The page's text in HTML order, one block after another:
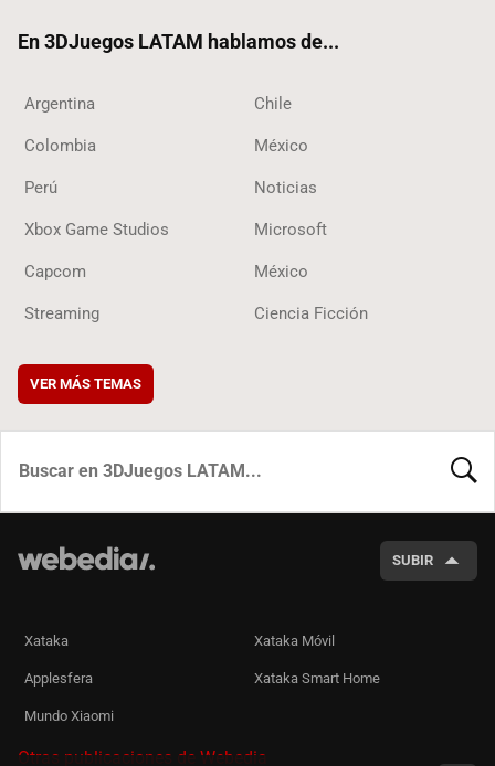
En 3DJuegos LATAM hablamos de...
Argentina Chile
Colombia México
Perú Noticias
Xbox Game Studios Microsoft
Capcom México
Streaming Ciencia Ficción
VER MÁS TEMAS
SUBIR
Xataka Xataka Móvil
Applesfera Xataka Smart Home
Mundo Xiaomi
Otras publicaciones de Webedia